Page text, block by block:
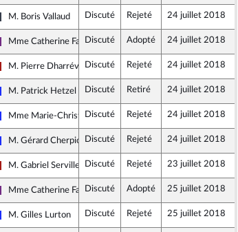
Nouvelle Gauche
M. Boris Vallaud Discuté Rejeté 24 juillet 2018
La République en Marche
Mme Catherine FabreDiscuté Adopté 24 juillet 2018
Gauche démocrate et républicaine
M. Pierre DharrévilleDiscuté Rejeté 24 juillet 2018
Les Républicains
M. Patrick Hetzel Discuté Retiré 24 juillet 2018
Les Républicains
Mme Marie-Christine Dalloz
Discuté Rejeté 24 juillet 2018
Les Républicains
M. Gérard CherpionDiscuté Rejeté 24 juillet 2018
Gauche démocrate et républicaine
M. Gabriel Serville Discuté Rejeté 23 juillet 2018
La République en Marche
Mme Catherine FabreDiscuté Adopté 25 juillet 2018
Les Républicains
M. Gilles Lurton Discuté Rejeté 25 juillet 2018